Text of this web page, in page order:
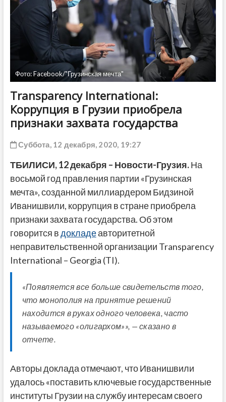
Фото: Facebook/"Грузинская мечта"
Transparency International:
Коррупция в Грузии приобрела
признаки захвата государства
Суббота, 12 декабря, 2020, 19:27
ТБИЛИСИ, 12 декабря – Новости-Грузия.На
восьмой год правления партии «Грузинская
мечта», созданной миллиардером Бидзиной
Иванишвили, коррупция в стране приобрела
признаки захвата государства. Об этом
говорится вдокладеавторитетной
неправительственной организации Transparency
International – Georgia (TI).
«Появляется все больше свидетельств того,
что монополия на принятие решений
находится в руках одного человека, часто
называемого «олигархом»», — сказано в
отчете.
Авторы доклада отмечают, что Иванишвили
удалось «поставить ключевые государственные
институты Грузии на службу интересам своего